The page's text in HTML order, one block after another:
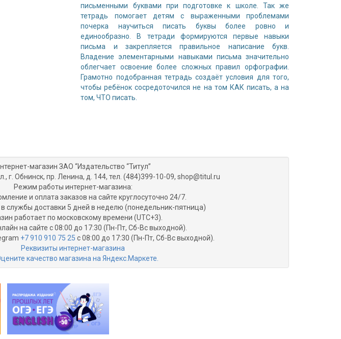
письменными буквами при подготовке к школе. Так же
тетрадь помогает детям с выраженными проблемами
почерка научиться писать буквы более ровно и
единообразно. В тетради формируются первые навыки
письма и закрепляется правильное написание букв.
Владение элементарными навыками письма значительно
облегчает освоение более сложных правил орфографии.
Грамотно подобранная тетрадь создаёт условия для того,
чтобы ребёнок сосредоточился не на том КАК писать, а на
том, ЧТО писать.
магазин ЗАО “Издательство “Титул”
г. Обнинск, пр. Ленина, д. 144, тел. (484)399-10-09, shop@titul.ru
Режим работы интернет-магазина:
и оплата заказов на сайте круглосуточно 24/7.
в службы доставки 5 дней в неделю (понедельник-пятница)
работает по московскому времени (UTC+3).
на сайте с 08:00 до 17:30 (Пн-Пт, Сб-Вс выходной).
+7 910 910 75 25 с 08:00 до 17:30 (Пн-Пт, Сб-Вс выходной).
Реквизиты интернет-магазина